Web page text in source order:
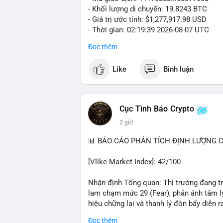
- Khối lượng di chuyển: 19.8243 BTC
- Giá trị ước tính: $1,277,917.98 USD
- Thời gian: 02:19:39 2026-08-07 UTC
Khối lượng gần 20 BTC trị giá hơn 1.27
động này thiên về chuyển ví lạnh để
lượng không quá lớn để gây sốc thanh
Nhà đầu tư nhỏ lẻ nên theo dõi xác
tương tự trong 24 giờ tới. Nếu xu hướng
chiếm ưu thế, phù hợp với chiến lược
Đọc thêm
Like Bình luận
Cục Tình Báo Crypto
2 giờ
📊 BÁO CÁO PHÂN TÍCH ĐỊNH LƯỢNG
[Vlike Market Index]: 42/100
Nhận định Tổng quan: Thị trường đang
lam chạm mức 29 (Fear), phản ánh
hiệu chững lại và thanh lý đòn bẩy diễn
Đọc thêm